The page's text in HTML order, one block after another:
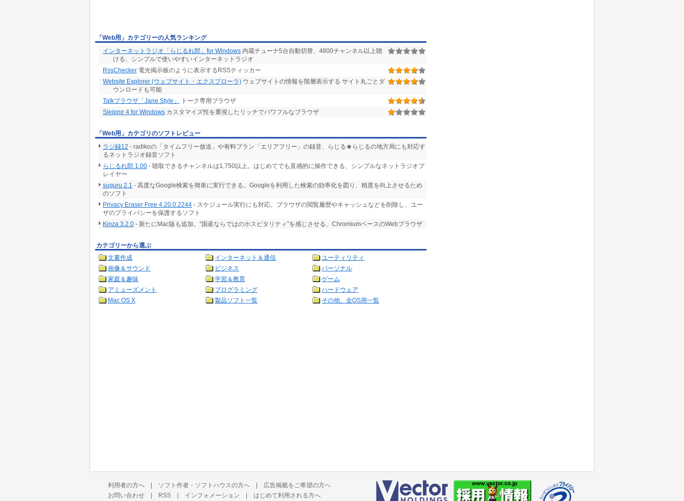
「Web用」カテゴリーの人気ランキング
インターネットラジオ「らじるれ郎」for Windows 内蔵チューナ5台自動切替、4800チャンネル以上聴
ける、シンプルで使いやすいインターネットラジオ
RssChecker 電光掲示板のように表示するRSSティッカー
Website Explorer (ウェブサイト・エクスプローラ) ウェブサイトの情報を階層表示する サイト丸ごとダ
ウンロードも可能
Talkブラウザ「Jane Style」
トーク専用ブラウザ
Sleipnir 4 for Windows カスタマイズ性を重視したリッチでパワフルなブラウザ
「Web用」カテゴリのソフトレビュー
ラジ録12 - radikoの「タイムフリー放送」や有料プラン「エリアフリー」の録音、らじる★らじるの地方局にも対応す
るネットラジオ録音ソフト
らじるれ郎 1.00 - 聴取できるチャンネルは1,750以上。はじめてでも直感的に操作できる、シンプルなネットラジオプ
レイヤー
suguru 2.1 - 高度なGoogle検索を簡単に実行できる。Googleを利用した検索の効率化を図り、精度を向上させるため
のソフト
Privacy Eraser Free 4.20.0.2244 - スケジュール実行にも対応。ブラウザの閲覧履歴やキャッシュなどを削除し、ユー
ザのプライバシーを保護するソフト
Kinza 3.2.0 - 新たにMac版も追加。“国産ならではのホスピタリティ”を感じさせる、ChromiumベースのWebブラウザ
カテゴリーから選ぶ
文書作成
インターネット＆通信
ユーティリティ
画像＆サウンド
ビジネス
パーソナル
家庭＆趣味
学習＆教育
ゲーム
アミューズメント
プログラミング
ハードウェア
Mac OS X
製品ソフト一覧 その他、全OS用一覧
利用者の方へ | ソフト作者・ソフトハウスの方へ | 広告掲載をご希望の方へ
お問い合わせ | RSS | インフォメーション | はじめて利用される方へ